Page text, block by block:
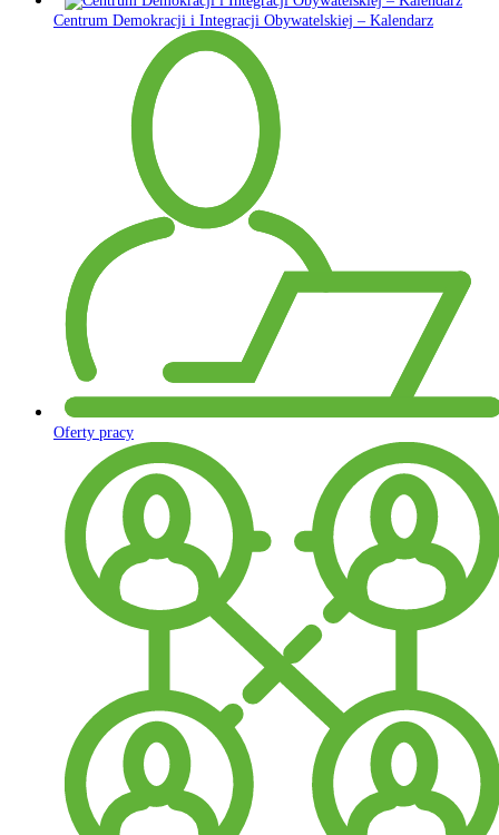
Centrum Demokracji i Integracji Obywatelskiej – Kalendarz
Oferty pracy